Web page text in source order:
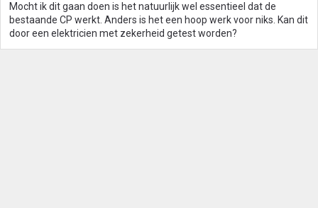
Mocht ik dit gaan doen is het natuurlijk wel essentieel dat de
bestaande CP werkt. Anders is het een hoop werk voor niks. Kan dit
door een elektricien met zekerheid getest worden?